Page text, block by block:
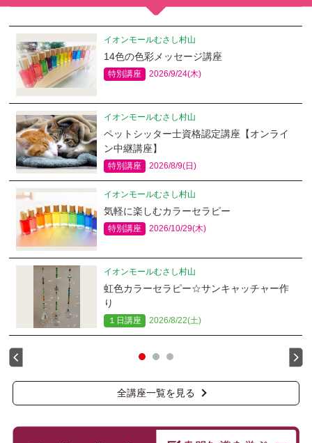
イオンモールむさし村山
14色の色彩メッセージ講座
特別講座 2026/9/24(木)
イオンモールむさし村山
ペットシッター士資格認定講座【オンライ
ン中継講座】
特別講座 2026/8/9(日)
イオンモールむさし村山
気軽に楽しむカラーセラピー
特別講座 2026/10/29(木)
イオンモールむさし村山
虹色カラーセラピー☆サンキャッチャー作
り
１日講座 2026/8/22(土)
全講座一覧を見る